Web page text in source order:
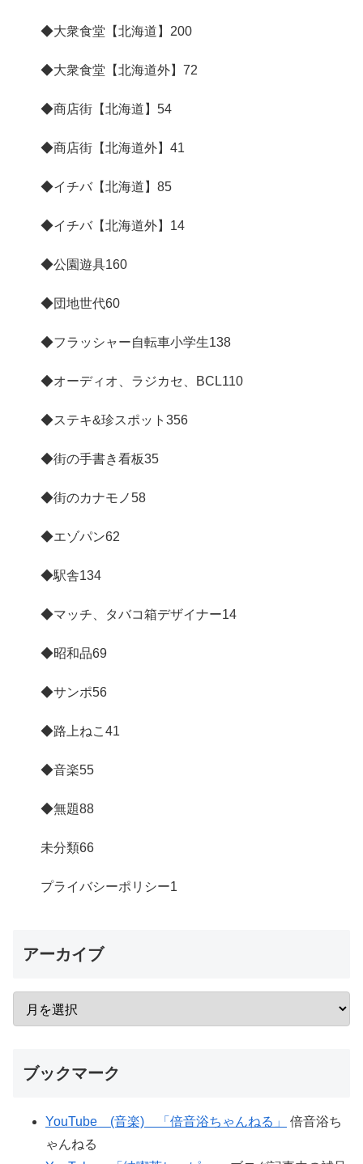
◆大衆食堂【北海道】 200
◆大衆食堂【北海道外】 72
◆商店街【北海道】 54
◆商店街【北海道外】 41
◆イチバ【北海道】 85
◆イチバ【北海道外】 14
◆公園遊具160
◆団地世代60
◆フラッシャー自転車小学生138
◆オーディオ、ラジカセ、BCL110
◆ステキ&珍スポット 356
◆街の手書き看板35
◆街のカナモノ58
◆エゾパン62
◆駅舎134
◆マッチ、タバコ箱デザイナー14
◆昭和品69
◆サンポ56
◆路上ねこ 41
◆音楽55
◆無題88
未分類66
プライバシーポリシー1
アーカイブ
ブックマーク
YouTube (音楽) 「倍音浴ちゃんねる」
倍音浴ち
ゃんねる